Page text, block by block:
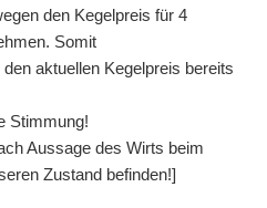
den Kegelpreis für 4
Somit
den aktuellen Kegelpreis bereits
Stimmung!
Aussage des Wirts beim
Zustand befinden!]